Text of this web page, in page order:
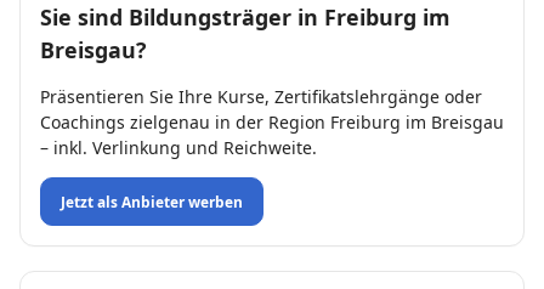
Sie sind Bildungsträger in Freiburg im
Breisgau?
Präsentieren Sie Ihre Kurse, Zertifikatslehrgänge oder
Coachings zielgenau in der Region Freiburg im Breisgau
– inkl. Verlinkung und Reichweite.
Jetzt als Anbieter werben